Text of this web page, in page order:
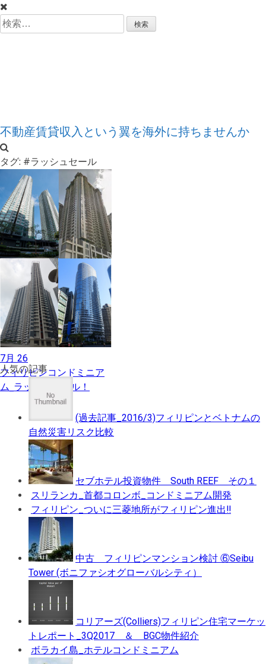
コ
ン
テ
プ
検
索:
不動産賃貸収入という翼を海外に持ちませんか
タグ: #ラッシュセール
7月 26
フィリピンコンドミニア
ム_ラッシュセール！
人気の記事
(過去記事_2016/3)フィリピンとベトナムの
自然災害リスク比較
セブホテル投資物件 South REEF その１
スリランカ_首都コロンボ_コンドミニアム開発
フィリピン_ついに三菱地所がフィリピン進出‼
中古 フィリピンマンション検討 ⑥Seibu
Tower (ボニファシオグローバルシティ）
コリアーズ(Colliers)フィリピン住宅マーケッ
トレポート_3Q2017 ＆ BGC物件紹介
ボラカイ島_ホテルコンドミニアム